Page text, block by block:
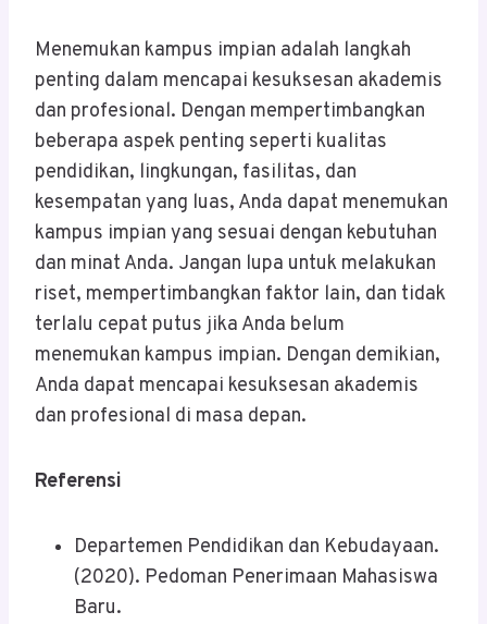
Menemukan kampus impian adalah langkah
penting dalam mencapai kesuksesan akademis
dan profesional. Dengan mempertimbangkan
beberapa aspek penting seperti kualitas
pendidikan, lingkungan, fasilitas, dan
kesempatan yang luas, Anda dapat menemukan
kampus impian yang sesuai dengan kebutuhan
dan minat Anda. Jangan lupa untuk melakukan
riset, mempertimbangkan faktor lain, dan tidak
terlalu cepat putus jika Anda belum
menemukan kampus impian. Dengan demikian,
Anda dapat mencapai kesuksesan akademis
dan profesional di masa depan.
Referensi
Departemen Pendidikan dan Kebudayaan.
(2020). Pedoman Penerimaan Mahasiswa
Baru.